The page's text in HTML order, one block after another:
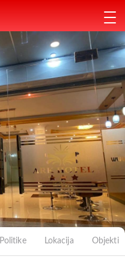
Politike Lokacija Objekti